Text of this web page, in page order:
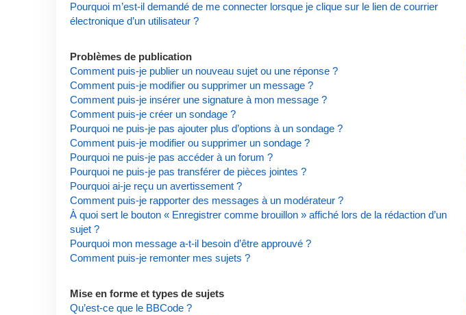
Pourquoi m’est-il demandé de me connecter lorsque je clique sur le lien de courrier
électronique d’un utilisateur ?
Problèmes de publication
Comment puis-je publier un nouveau sujet ou une réponse ?
Comment puis-je modifier ou supprimer un message ?
Comment puis-je insérer une signature à mon message ?
Comment puis-je créer un sondage ?
Pourquoi ne puis-je pas ajouter plus d’options à un sondage ?
Comment puis-je modifier ou supprimer un sondage ?
Pourquoi ne puis-je pas accéder à un forum ?
Pourquoi ne puis-je pas transférer de pièces jointes ?
Pourquoi ai-je reçu un avertissement ?
Comment puis-je rapporter des messages à un modérateur ?
À quoi sert le bouton « Enregistrer comme brouillon » affiché lors de la rédaction d’un
sujet ?
Pourquoi mon message a-t-il besoin d’être approuvé ?
Comment puis-je remonter mes sujets ?
Mise en forme et types de sujets
Qu’est-ce que le BBCode ?